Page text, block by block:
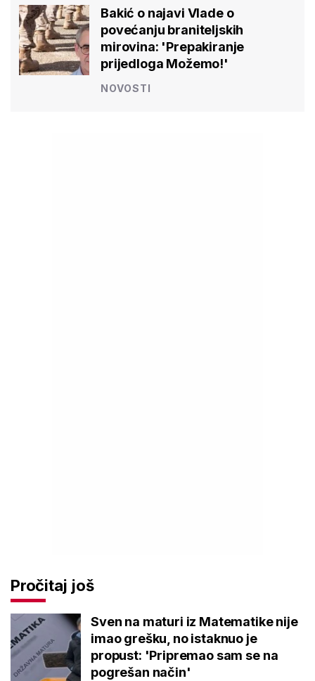
Bakić o najavi Vlade o
povećanju braniteljskih
mirovina: 'Prepakiranje
prijedloga Možemo!'
NOVOSTI
Pročitaj još
Sven na maturi iz Matematike nije
imao grešku, no istaknuo je
propust: 'Pripremao sam se na
pogrešan način'